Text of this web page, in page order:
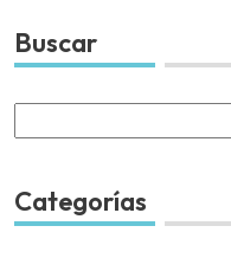
Buscar
for:
Categorías